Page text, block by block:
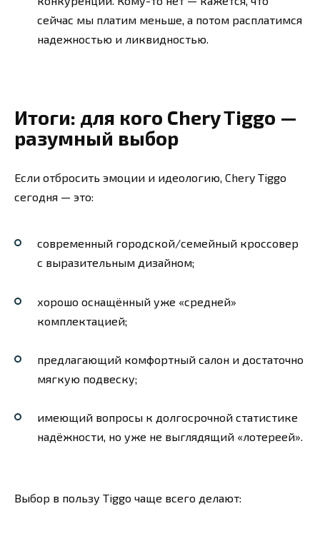
сейчас мы платим меньше, а потом расплатимся
надежностью и ликвидностью.
Итоги: для кого Chery Tiggo —
разумный выбор
Если отбросить эмоции и идеологию, Chery Tiggo
сегодня — это:
современный городской/семейный кроссовер
с выразительным дизайном;
хорошо оснащённый уже «средней»
комплектацией;
предлагающий комфортный салон и достаточно
мягкую подвеску;
имеющий вопросы к долгосрочной статистике
надёжности, но уже не выглядящий «лотереей».
Выбор в пользу Tiggo чаще всего делают: